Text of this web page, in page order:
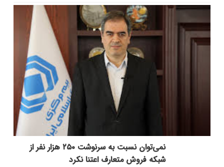
نمی‌توان نسبت به سرنوشت ۲۵۰ هزار نفر از
شبکه فروش متعارف اعتنا نکرد